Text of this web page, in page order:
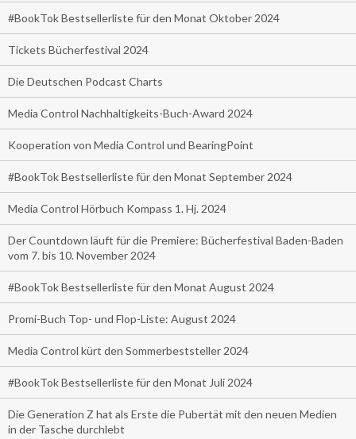
#BookTok Bestsellerliste für den Monat Oktober 2024
Tickets Bücherfestival 2024
Die Deutschen Podcast Charts
Media Control Nachhaltigkeits-Buch-Award 2024
Kooperation von Media Control und BearingPoint
#BookTok Bestsellerliste für den Monat September 2024
Media Control Hörbuch Kompass 1. Hj. 2024
Der Countdown läuft für die Premiere: Bücherfestival Baden-Baden
vom 7. bis 10. November 2024
#BookTok Bestsellerliste für den Monat August 2024
Promi-Buch Top- und Flop-Liste: August 2024
Media Control kürt den Sommerbeststeller 2024
#BookTok Bestsellerliste für den Monat Juli 2024
Die Generation Z hat als Erste die Pubertät mit den neuen Medien
in der Tasche durchlebt